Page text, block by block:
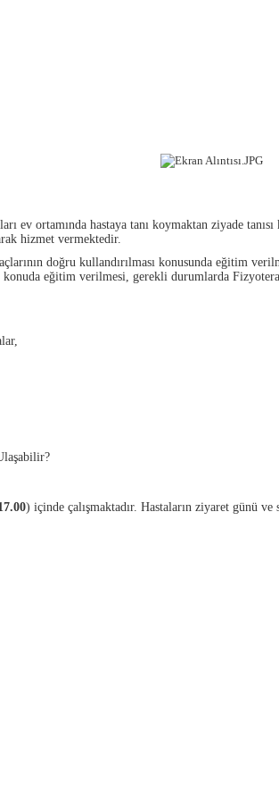
ev ortamında hastaya tanı koymaktan ziyade
hizmet vermektedir.
doğru kullandırılması konusunda eğitim
konuda eğitim verilmesi, gerekli durumlarda
) içinde çalışmaktadır. Hastaların ziyaret günü ve